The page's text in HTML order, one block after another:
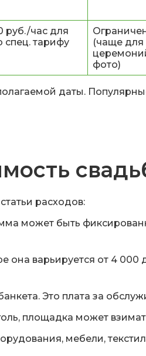
руб./час для
спец. тарифу
(чаще для
фото)
даты.
расходов:
может быть
варьируется от 4 000
Это плата за
площадка может
мебели,